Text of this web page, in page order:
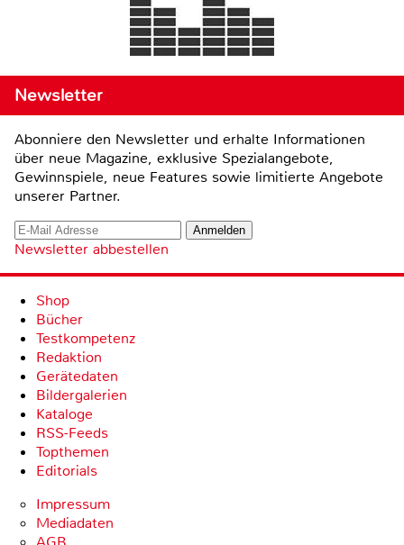
Newsletter
Abonniere den Newsletter und erhalte Informationen
über neue Magazine, exklusive Spezialangebote,
Gewinnspiele, neue Features sowie limitierte Angebote
unserer Partner.
Newsletter abbestellen
Shop
Bücher
Testkompetenz
Redaktion
Gerätedaten
Bildergalerien
Kataloge
RSS-Feeds
Topthemen
Editorials
Impressum
Mediadaten